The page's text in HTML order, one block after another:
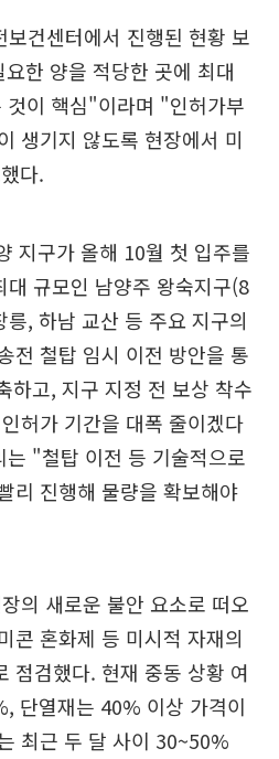
건센터에서 진행된 현황 보
한 양을 적당한 곳에 최대
것이 핵심"이라며 "인허가부
생기지 않도록 현장에서 미
다.
지구가 올해 10월 첫 입주를
규모인 남양주 왕숙지구(8
, 하남 교산 등 주요 지구의
전 철탑 임시 이전 방안을 통
하고, 지구 지정 전 보상 착수
허가 기간을 대폭 줄이겠다
"철탑 이전 등 기술적으로
리 진행해 물량을 확보해야
의 새로운 불안 요소로 떠오
콘 혼화제 등 미시적 자재의
점검했다. 현재 중동 상황 여
단열재는 40% 이상 가격이
최근 두 달 사이 30~50%